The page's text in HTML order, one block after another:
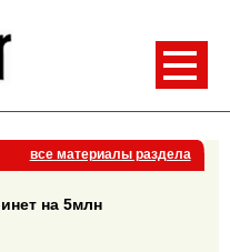
все материалы раздела
на 5млн